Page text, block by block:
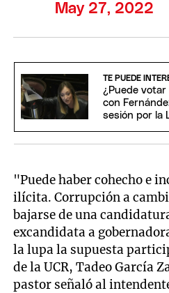
May 27, 2022
TE PUEDE
¿Puede votar
con
sesión por la
"Puede haber cohecho e
ilícita. Corrupción a
bajarse de una
excandidata a
la lupa la supuesta
de la UCR, Tadeo García
pastor señaló al